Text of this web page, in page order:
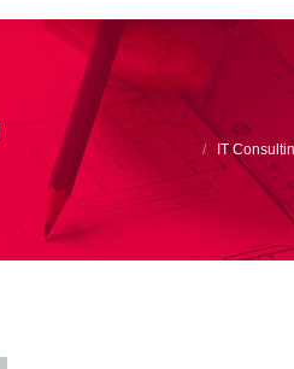
Sie befinden sich hier:
IT